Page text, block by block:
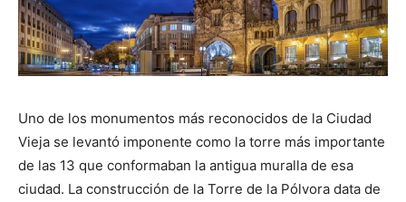
Uno de los monumentos más reconocidos de la Ciudad
Vieja se levantó imponente como la torre más importante
de las 13 que conformaban la antigua muralla de esa
ciudad. La construcción de la Torre de la Pólvora data de